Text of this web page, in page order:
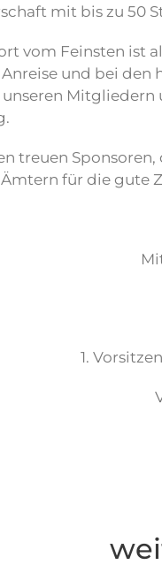
mit bis zu 50
vom Feinsten ist
und bei
treuen
für die gute
1.